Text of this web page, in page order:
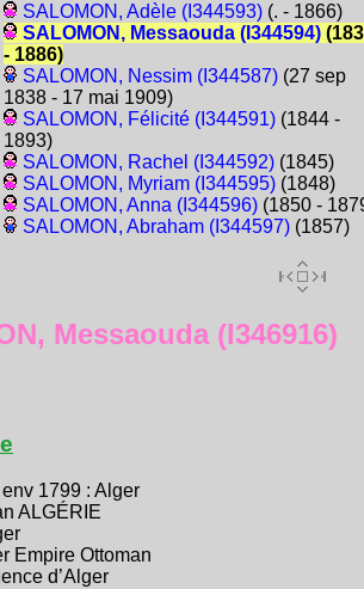
SALOMON, Adèle (I344593)(. - 1866)
SALOMON, Messaouda (I344594)
- 1886)
SALOMON, Nessim (I344587)(27 sep
1838 - 17 mai 1909)
SALOMON, Félicité (I344591)(1844 -
1893)
SALOMON, Rachel (I344592)(1845)
SALOMON, Myriam (I344595)(1848)
SALOMON, Anna (I344596)(1850 -
SALOMON, Abraham (I344597)(1857)
Messaouda (I346916)
env 1799 : Alger
ALGÉRIE
Empire Ottoman
d’Alger